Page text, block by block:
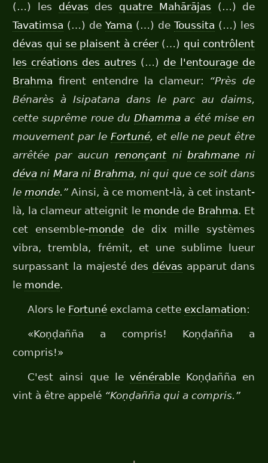
(…) les dévas des quatre Mahārājas (…) de
Tavatimsa (…) deYama (…) deToussita (…) les
dévas qui se plaisent à créer (…) qui contrôlent
les créations des autres (…) de l'entourage de
Brahma firent entendre la clameur: “Près de
Bénarès à Isipatana dans le parc au daims,
cette suprême roue duDhamma a été mise en
mouvement par le Fortuné, et elle ne peut être
arrêtée par aucun renonçantnibrahmane ni
déva ni MaraniBrahma, ni qui que ce soit dans
lemonde.” Ainsi, à ce moment-là, à cet instant-
là, la clameur atteignit le monde de Brahma. Et
cet ensemble-monde de dix mille systèmes
vibra, trembla, frémit, et une sublime lueur
surpassant la majesté des dévas apparut dans
le monde.
Alors le Fortuné exclama cette exclamation:
«Koṇḍañña a compris! Koṇḍañña a
compris!»
C'est ainsi que le vénérableKoṇḍañña en
vint à être appelé “Koṇḍañña qui a compris.”